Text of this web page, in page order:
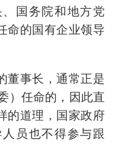
国务院和地方党
命的国有企业领导
董事长，通常正是
）任命的，因此直
的道理，国家政府
员也不得参与跟